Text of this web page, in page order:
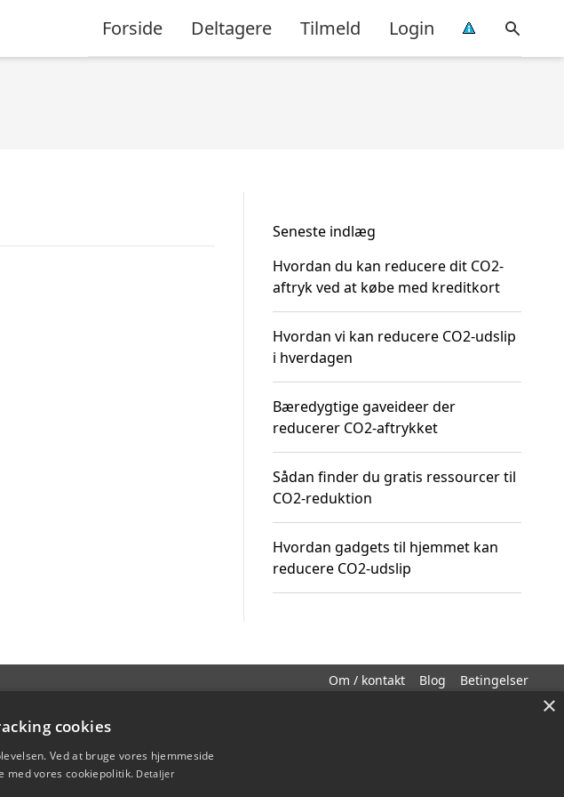
Forside Deltagere Tilmeld Login
Seneste indlæg
Hvordan du kan reducere dit CO2-
aftryk ved at købe med kreditkort
Hvordan vi kan reducere CO2-udslip
i hverdagen
Bæredygtige gaveideer der
reducerer CO2-aftrykket
Sådan finder du gratis ressourcer til
CO2-reduktion
Hvordan gadgets til hjemmet kan
reducere CO2-udslip
Om / kontakt Blog Betingelser
×
cookies
Ved at bruge vores hjemmeside
med vores cookiepolitik. Detaljer